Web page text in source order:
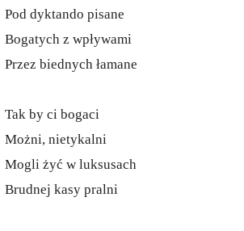
Pod dyktando pisane
Bogatych z wpływami
Przez biednych łamane
Tak by ci bogaci
Możni, nietykalni
Mogli żyć w luksusach
Brudnej kasy pralni